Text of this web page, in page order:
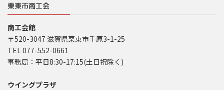
栗東市商工会
商工会館
〒520-3047 滋賀県栗東市手原3-1-25
TEL 077-552-0661
事務局：平日8:30-17:15(土日祝除く)
ウイングプラザ